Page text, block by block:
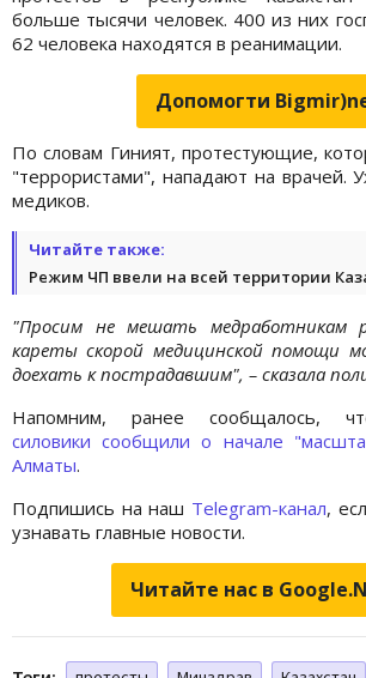
больше тысячи человек. 400 из них
62 человека находятся в реанимации.
Допомогти
По словам Гиният, протестующие,
"террористами", нападают на врачей.
медиков.
Читайте также:
Режим ЧП ввели на всей территории
"Просим не мешать медработникам
кареты скорой медицинской помощи
доехать к пострадавшим", – сказала
Напомним, ранее сообщалось,
силовики сообщили о начале
Алматы.
Подпишись на наш Telegram-канал,
узнавать главные новости.
Читайте нас в